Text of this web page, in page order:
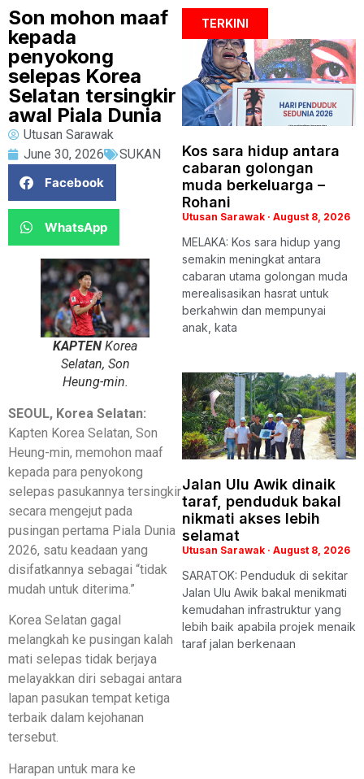
Son mohon maaf
kepada
penyokong
selepas Korea
Selatan tersingkir
awal Piala Dunia
Utusan Sarawak
June 30, 2026
SUKAN
Facebook
WhatsApp
KAPTEN Korea
Selatan, Son
Heung-min.
SEOUL, Korea Selatan:
Kapten Korea Selatan, Son
Heung-min, memohon maaf
kepada para penyokong
selepas pasukannya tersingkir
secara mengejut pada
pusingan pertama Piala Dunia
2026, satu keadaan yang
disifatkannya sebagai “tidak
mudah untuk diterima.”
Korea Selatan gagal
melangkah ke pusingan kalah
mati selepas tidak berjaya
melayakkan diri sebagai antara
lapan pasukan tempat ketiga
terbaik dalam kejohanan
tersebut.
Harapan untuk mara ke
TERKINI
Kos sara hidup antara
cabaran golongan
muda berkeluarga –
Rohani
Utusan Sarawak August 8, 2026
MELAKA: Kos sara hidup yang
semakin meningkat antara
cabaran utama golongan muda
merealisasikan hasrat untuk
berkahwin dan mempunyai
anak, kata
Jalan Ulu Awik dinaik
taraf, penduduk bakal
nikmati akses lebih
selamat
Utusan Sarawak August 8, 2026
SARATOK: Penduduk di sekitar
Jalan Ulu Awik bakal menikmati
kemudahan infrastruktur yang
lebih baik apabila projek menaik
taraf jalan berkenaan